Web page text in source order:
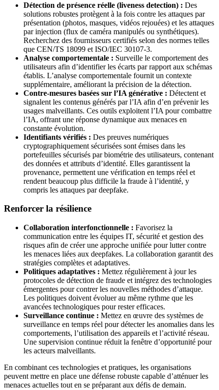
Détection de présence réelle (liveness detection) : Des
solutions robustes protègent à la fois contre les attaques par
présentation (photos, masques, vidéos rejouées) et les attaques
par injection (flux de caméra manipulés ou synthétiques).
Recherchez des fournisseurs certifiés selon des normes telles
que CEN/TS 18099 et ISO/IEC 30107-3.
Analyse comportementale : Surveille le comportement des
utilisateurs afin d’identifier les écarts par rapport aux schémas
établis. L’analyse comportementale fournit un contexte
supplémentaire, améliorant la précision de la détection.
Contre-mesures basées sur l’IA générative : Détectent et
signalent les contenus générés par l’IA afin d’en prévenir les
usages malveillants. Ces outils exploitent l’IA pour combattre
l’IA, offrant une réponse dynamique aux menaces en
constante évolution.
Identifiants vérifiés : Des preuves numériques
cryptographiquement sécurisées sont émises dans les
portefeuilles sécurisés par biométrie des utilisateurs, contenant
des données et attributs d’identité. Elles garantissent la
provenance, permettent une vérification en temps réel et
rendent beaucoup plus difficile la fraude à l’identité, y
compris les attaques par deepfake.
Renforcer la résilience
Collaboration interfonctionnelle : Favorisez la
communication entre les équipes IT, sécurité et gestion des
risques afin de créer une approche unifiée pour lutter contre
les menaces liées aux deepfakes. La collaboration garantit des
stratégies complètes et adaptatives.
Politiques adaptatives : Mettez régulièrement à jour les
protocoles de détection de fraude et intégrez des technologies
émergentes pour contrer les nouvelles méthodes d’attaque.
Les politiques doivent évoluer au même rythme que les
avancées technologiques pour rester efficaces.
Surveillance continue : Mettez en œuvre des systèmes de
surveillance en temps réel pour détecter les anomalies dans les
comportements, l’utilisation des appareils et l’activité réseau.
Une supervision continue réduit la fenêtre d’opportunité pour
les acteurs malveillants.
En combinant ces technologies et pratiques, les organisations
peuvent mettre en place une défense robuste capable d’atténuer les
menaces actuelles tout en se préparant aux défis de demain.